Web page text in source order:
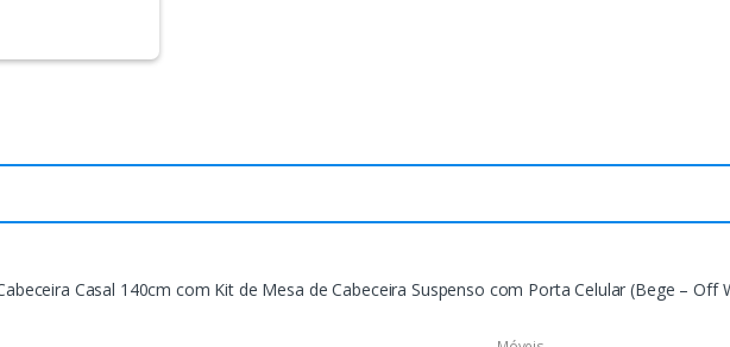
Casal 140cm com Kit de Mesa de Cabeceira Suspenso com Porta Celular (Bege – Off